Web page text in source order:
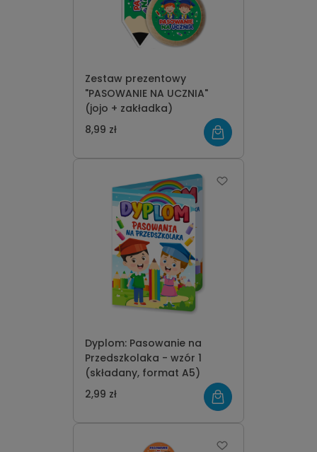
Zestaw prezentowy
"PASOWANIE NA UCZNIA"
(jojo + zakładka)
8,99 zł
Dyplom: Pasowanie na
Przedszkolaka - wzór 1
(składany, format A5)
2,99 zł